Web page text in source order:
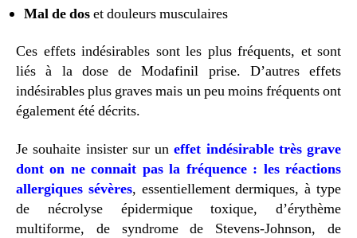
Mal de doset douleurs musculaires
Ces effets indésirables sont les plus fréquents, et sont
liés à la dose de Modafinil prise. D’autres effets
indésirables plus graves mais un peu moins fréquents ont
également été décrits.
Je souhaite insister sur uneffet indésirable très grave
dont on ne connait pas la fréquence : les réactions
allergiques sévères, essentiellement dermiques, à type
de nécrolyse épidermique toxique, d’érythème
multiforme, de syndrome de Stevens-Johnson, de